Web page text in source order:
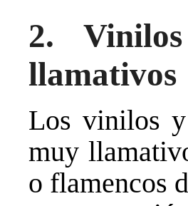
2.
llamativos
Los vinilos y
muy
o flamencos